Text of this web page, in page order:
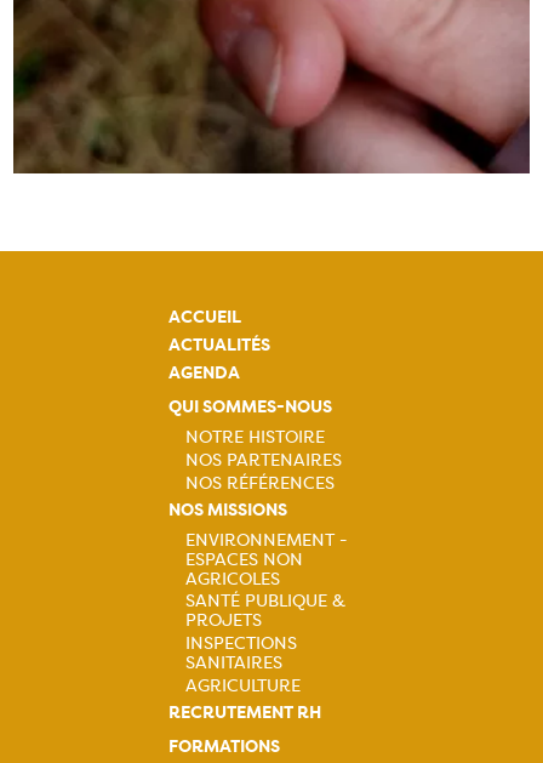
ACCUEIL
ACTUALITÉS
AGENDA
QUI SOMMES-NOUS
Navigation
principale
NOTRE HISTOIRE
NOS PARTENAIRES
NOS RÉFÉRENCES
NOS MISSIONS
Navigation
principale
ENVIRONNEMENT -
ESPACES NON
AGRICOLES
SANTÉ PUBLIQUE &
PROJETS
INSPECTIONS
SANITAIRES
AGRICULTURE
RECRUTEMENT RH
FORMATIONS